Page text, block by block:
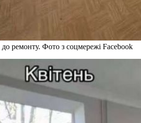
до ремонту. Фото з соцмережі Facebook